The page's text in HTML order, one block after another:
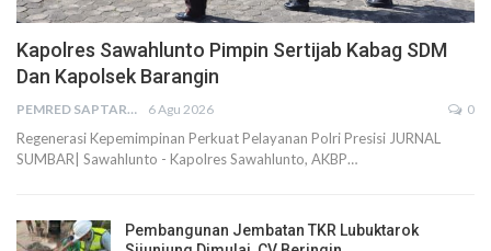
Kapolres Sawahlunto Pimpin Sertijab Kabag SDM
Dan Kapolsek Barangin
PEMRED SAPTARIUS 6 Agu 2026 0
Regenerasi Kepemimpinan Perkuat Pelayanan Polri Presisi JURNAL
SUMBAR| Sawahlunto - Kapolres Sawahlunto, AKBP…
Pembangunan Jembatan TKR Lubuktarok